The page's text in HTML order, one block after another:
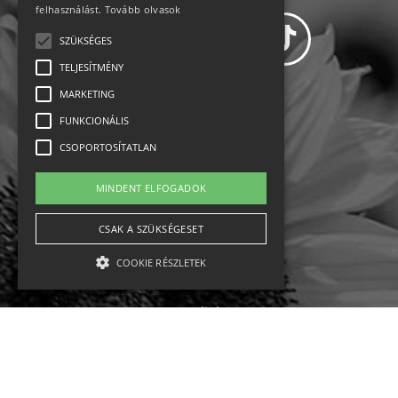
Állásajánlatok
Impresszum-kapcsolat
Jogi nyilatkozat
English
felhasználást. Tovább olvasok
SZÜKSÉGES
TELJESÍTMÉNY
MARKETING
FUNKCIONÁLIS
CSOPORTOSÍTATLAN
MINDENT ELFOGADOK
CSAK A SZÜKSÉGESET
COOKIE RÉSZLETEK